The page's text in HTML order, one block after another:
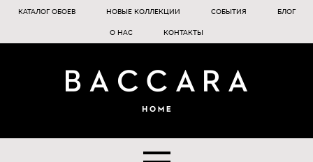
КАТАЛОГ ОБОЕВ НОВЫЕ КОЛЛЕКЦИИ СОБЫТИЯ БЛОГ
О НАС КОНТАКТЫ